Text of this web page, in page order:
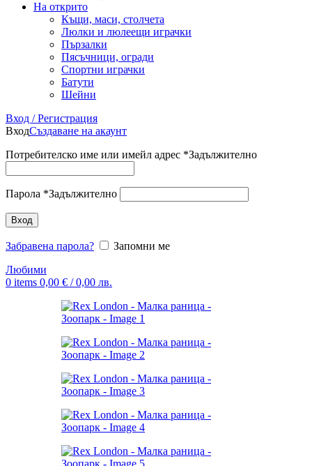
На открито
Къщи, маси, столчета
Люлки и люлеещи играчки
Пързалки
Пясъчници, огради
Спортни играчки
Батути
Шейни
Вход / Регистрация
ВходСъздаване на акаунт
Потребителско име или имейл адрес *Задължително
Парола *Задължително
Вход
Забравена парола?
Запомни ме
Любими
0 items 0,00 € / 0,00 лв.